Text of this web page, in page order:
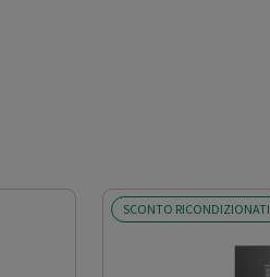
SCONTO RICONDIZIONATI